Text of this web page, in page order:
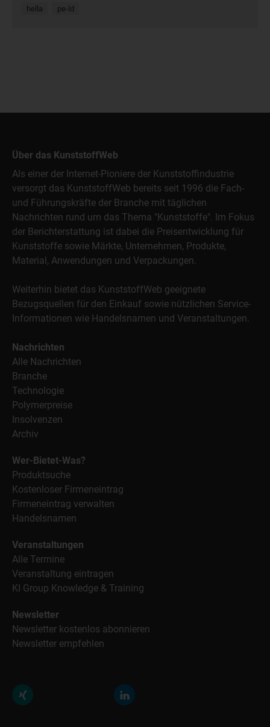
hella
pe-ld
Über das KunststoffWeb
Als einer der Internet-Pioniere der Kunststoffindustrie
versorgt das KunststoffWeb bereits seit 1996 die Fach-
und Führungskräfte der Branche mit täglichen
Nachrichten rund um das Thema "Kunststoffe". Im Fokus
der Berichterstattung ist dabei die Preisentwicklung für
Kunststoffe sowie Märkte, Unternehmen, Produkte,
Material, Anwendungen und Verpackungen.
Weiterhin bietet das KunststoffWeb geeignete
Bezugsquellen für den Einkauf sowie nützlichen Service-
Informationen wie Handelsnamen und Veranstaltungen.
Nachrichten
Alle Nachrichten
Branche
Technologie
Polymerpreise
Insolvenzen
Archiv
Wer-Bietet-Was?
Produktsuche
Kostenloser Firmeneintrag
Firmeneintrag verwalten
Handelsnamen
Veranstaltungen
Alle Termine
Veranstaltung eintragen
KI Group Knowledge & Training
Newsletter
Newsletter kostenlos abonnieren
Newsletter empfehlen